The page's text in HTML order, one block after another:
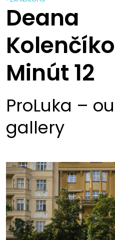
Deana
Minút 12
ProLuka –
gallery